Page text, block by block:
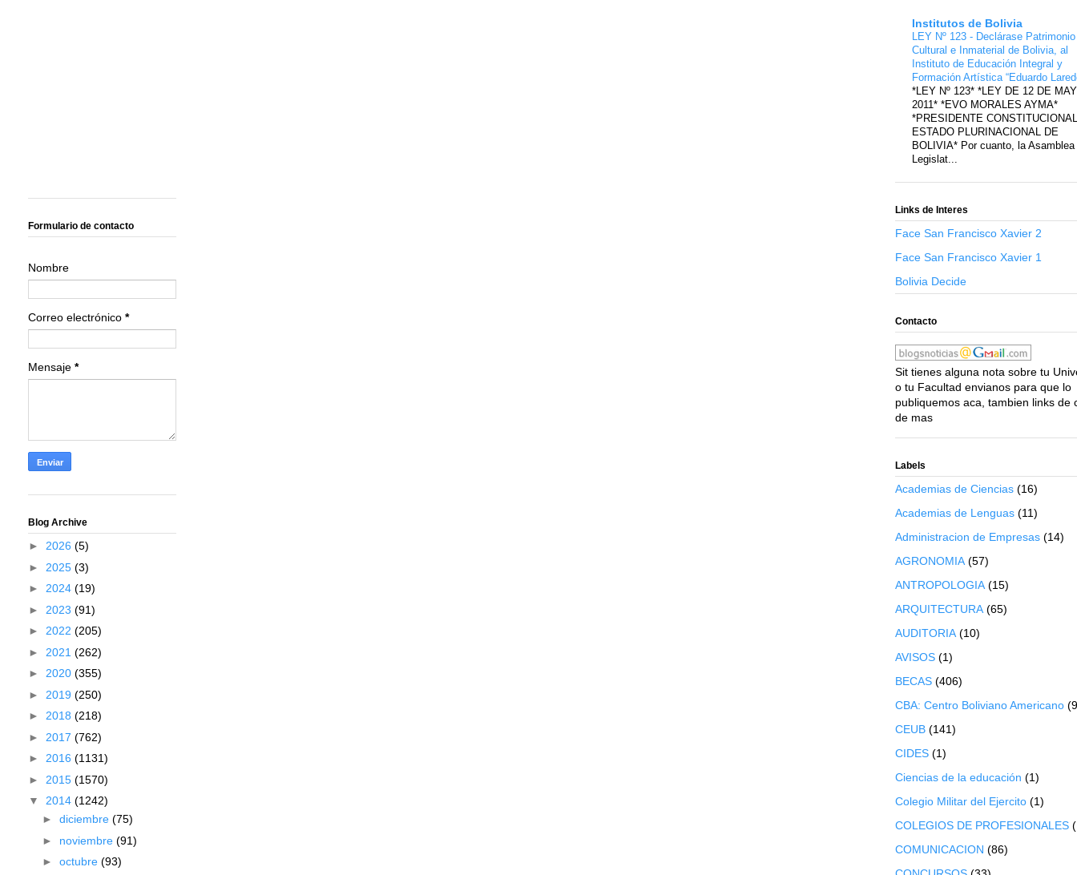
Formulario de contacto
Nombre
Correo electrónico *
Mensaje *
Blog Archive
► 2026 (5)
► 2025 (3)
► 2024 (19)
► 2023 (91)
► 2022 (205)
► 2021 (262)
► 2020 (355)
► 2019 (250)
► 2018 (218)
► 2017 (762)
► 2016 (1131)
► 2015 (1570)
▼ 2014 (1242)
► diciembre (75)
► noviembre (91)
► octubre (93)
Institutos de Bolivia
LEY Nº 123 - Declárase Patrimonio
Cultural e Inmaterial de Bolivia, al
Instituto de Educación Integral y
Formación Artística “Eduardo
*LEY Nº 123* *LEY DE 12 DE
2011* *EVO MORALES AYMA*
*PRESIDENTE
ESTADO PLURINACIONAL DE
BOLIVIA* Por cuanto, la Asamblea
Legislat...
Links de Interes
Face San Francisco Xavier 2
Face San Francisco Xavier 1
Bolivia Decide
Contacto
Sit tienes alguna nota sobre tu
o tu Facultad envianos para que lo
publiquemos aca, tambien links de
de mas
Labels
Academias de Ciencias (16)
Academias de Lenguas (11)
Administracion de Empresas (14)
AGRONOMIA (57)
ANTROPOLOGIA (15)
ARQUITECTURA (65)
AUDITORIA (10)
AVISOS (1)
BECAS (406)
CBA: Centro Boliviano Americano
CEUB (141)
CIDES (1)
Ciencias de la educación (1)
Colegio Militar del Ejercito (1)
COLEGIOS DE PROFESIONALES
COMUNICACION (86)